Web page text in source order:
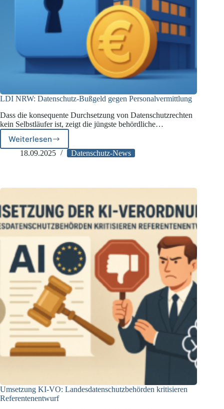
LDI NRW: Datenschutz-Bußgeld gegen Personalvermittlung
Dass die konsequente Durchsetzung von Datenschutzrechten
kein Selbstläufer ist, zeigt die jüngste behördliche…
Weiterlesen
LDI
NRW:
Personalvermittlung
18.09.2025 Datenschutz-News
Umsetzung KI-VO: Landesdatenschutzbehörden kritisieren
Referentenentwurf